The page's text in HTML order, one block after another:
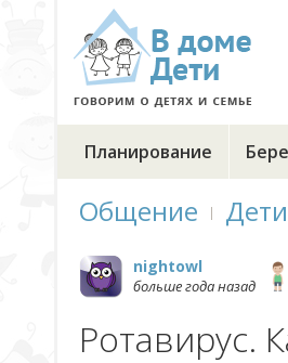
Планирование
Общение
nightowl
больше года назад
Ротавирус.